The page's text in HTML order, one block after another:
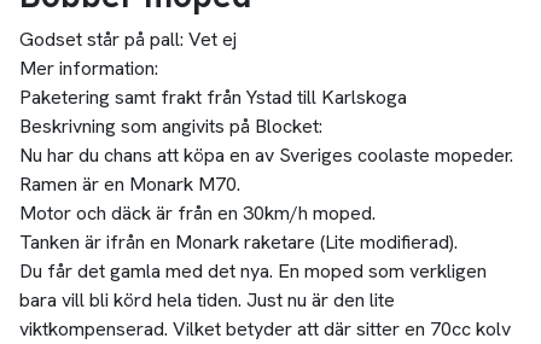
Godset står på pall: Vet ej
Mer information:
Paketering samt frakt från Ystad till Karlskoga
Beskrivning som angivits på Blocket:
Nu har du chans att köpa en av Sveriges coolaste mopeder.
Ramen är en Monark M70.
Motor och däck är från en 30km/h moped.
Tanken är ifrån en Monark raketare (Lite modifierad).
Du får det gamla med det nya. En moped som verkligen
bara vill bli körd hela tiden. Just nu är den lite
viktkompenserad. Vilket betyder att där sitter en 70cc kolv